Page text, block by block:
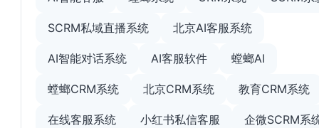
SCRM私域直播系统 北京AI客服系统
AI智能对话系统 AI客服软件 螳螂AI
螳螂CRM系统 北京CRM系统 教育CRM系统
在线客服系统 小红书私信客服 企微SCRM系